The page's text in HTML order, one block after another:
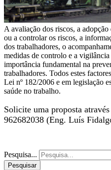
A avaliação dos riscos, a
ou a controlar os riscos, a
dos trabalhadores, o
medidas de controlo e a vigilância
importância fundamental na
trabalhadores. Todos estes
Lei nº 182/2006 e em legislação
saúde no trabalho.
Solicite uma proposta
962682038 (Eng. Luís
Pesquisa...
Pesquisar